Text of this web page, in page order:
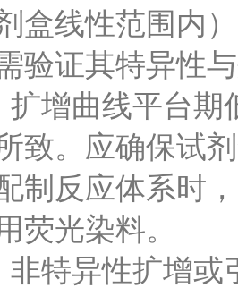
剂盒线性范围内
验证其特异性
曲线平台期低
致。应确保试
制反应体系时
荧光染料。
异性扩增或引